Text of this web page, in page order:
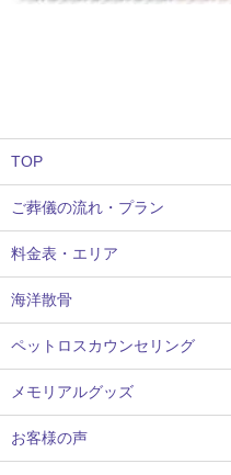
TOP
ご葬儀の流れ・プラン
料金表・エリア
海洋散骨
ペットロスカウンセリング
メモリアルグッズ
お客様の声